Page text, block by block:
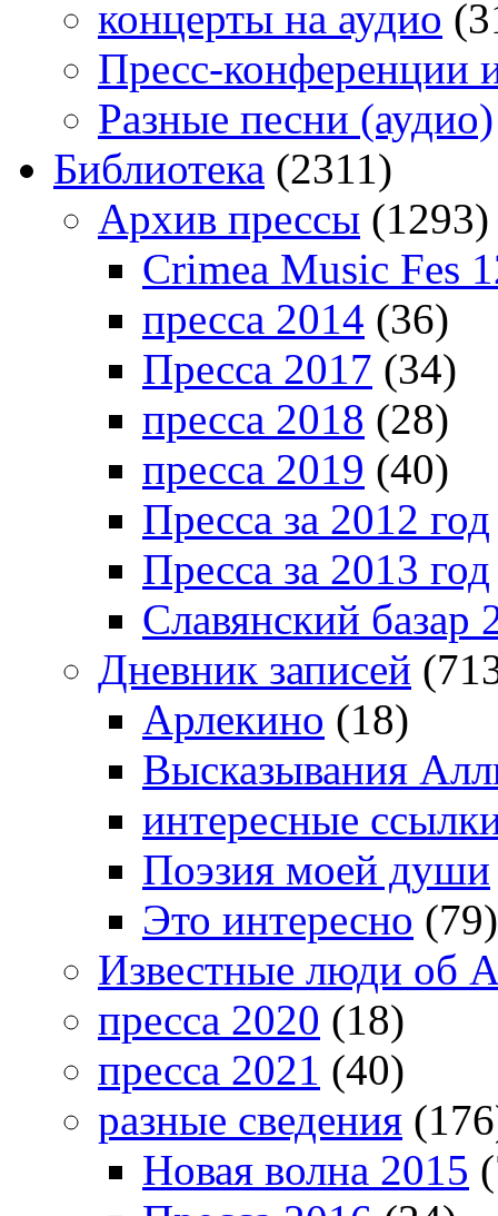
концерты на аудио
Пресс-конференции
Разные песни (аудио)
Библиотека (2311)
Архив прессы (1293)
Crimea Music Fes
пресса 2014 (36)
Пресса 2017 (34)
пресса 2018 (28)
пресса 2019 (40)
Пресса за 2012 год
Пресса за 2013 год
Славянский базар
Дневник записей
Арлекино (18)
Высказывания
интересные
Поэзия моей души
Это интересно (79)
Известные люди об
пресса 2020 (18)
пресса 2021 (40)
разные сведения
Новая волна 2015